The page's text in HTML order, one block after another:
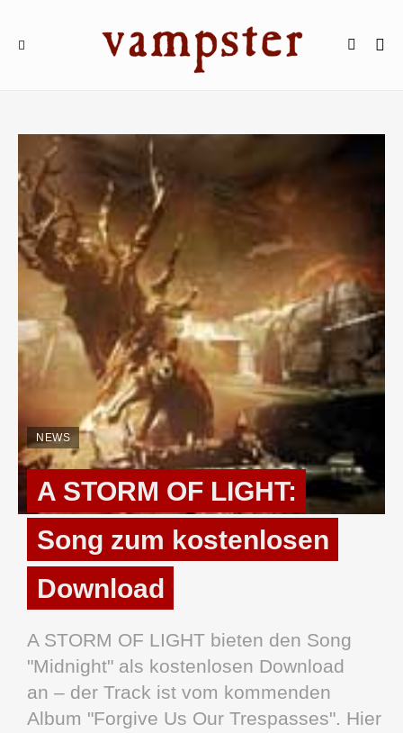
NEWS
A STORM OF LIGHT:
Song zum kostenlosen
Download
A STORM OF LIGHT bieten den Song
"Midnight" als kostenlosen Download
an – der Track ist vom kommenden
Album "Forgive Us Our Trespasses". Hier